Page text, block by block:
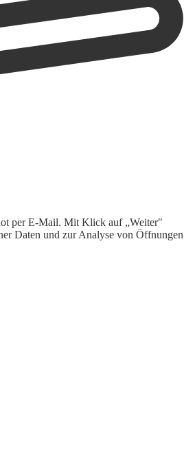
per E-Mail. Mit Klick auf „Weiter"
Daten und zur Analyse von Öffnungen